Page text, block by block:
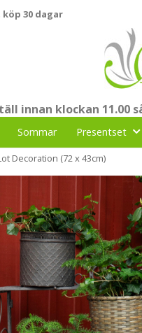
30 dagar
innan klockan 11.00
Sommar Presentset
Decoration (72 x 43cm)